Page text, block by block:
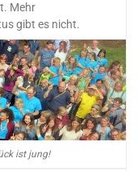
Mehr
gibt es nicht.
ist jung!